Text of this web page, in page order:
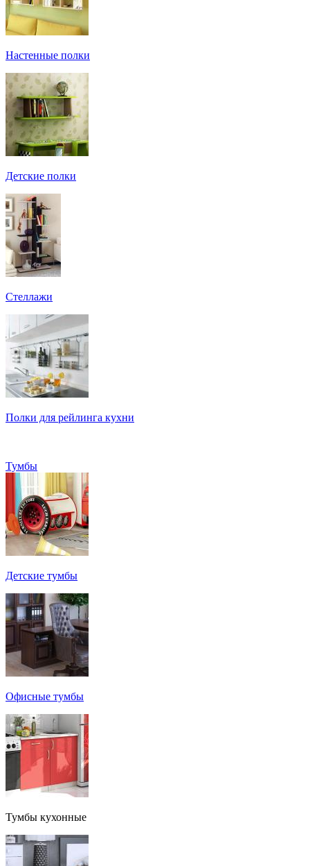
Настенные полки
Детские полки
Стеллажи
Полки для рейлинга кухни
Тумбы
Детские тумбы
Офисные тумбы
Тумбы кухонные